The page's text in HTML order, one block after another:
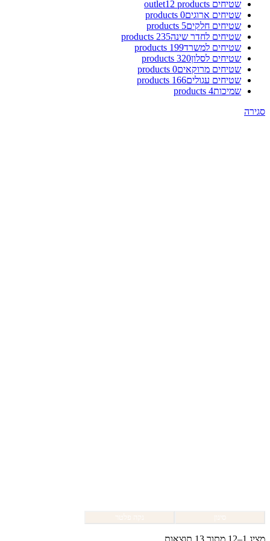
שטיחים outlet 12 products
שטיחים ארוגים0 products
שטיחים חלקים5 products
שטיחים לחדר שינה235 products
שטיחים למשרד199 products
שטיחים לסלון320 products
שטיחים מרוקאים0 products
שטיחים עגולים166 products
שמיכות4 products
סגירה
מציג 1–12 מתוך 13 תוצאות